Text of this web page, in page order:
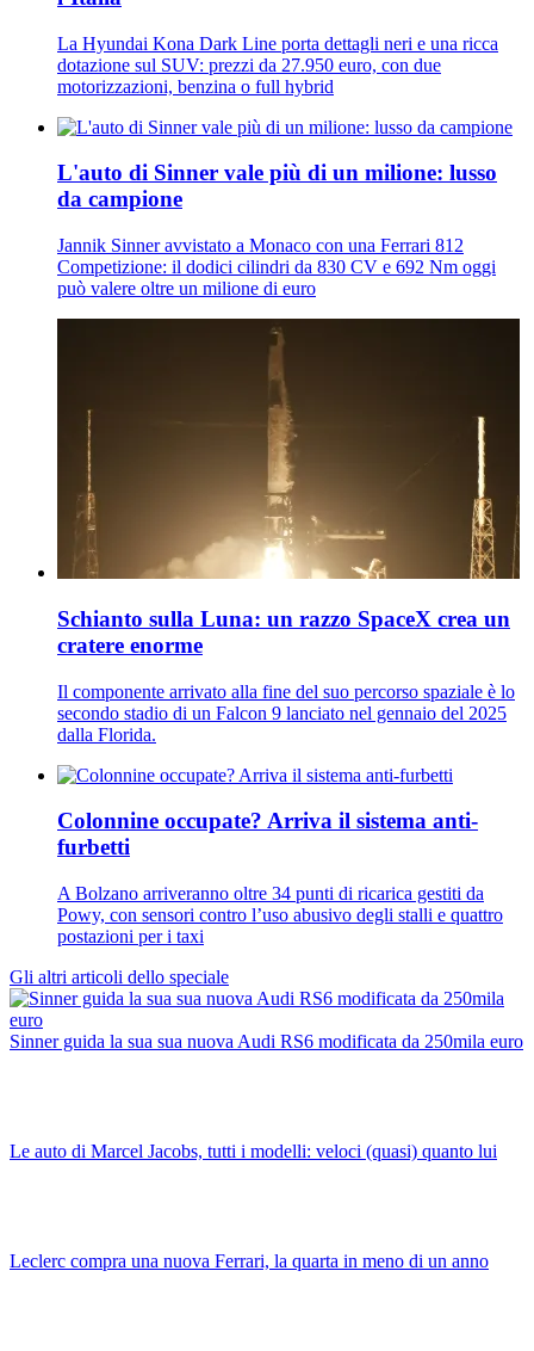
La Hyundai Kona Dark Line porta dettagli neri e una ricca
dotazione sul SUV: prezzi da 27.950 euro, con due
motorizzazioni, benzina o full hybrid
L'auto di Sinner vale più di un milione: lusso
da campione
Jannik Sinner avvistato a Monaco con una Ferrari 812
Competizione: il dodici cilindri da 830 CV e 692 Nm oggi
può valere oltre un milione di euro
Schianto sulla Luna: un razzo SpaceX crea un
cratere enorme
Il componente arrivato alla fine del suo percorso spaziale è lo
secondo stadio di un Falcon 9 lanciato nel gennaio del 2025
dalla Florida.
Colonnine occupate? Arriva il sistema anti-
furbetti
A Bolzano arriveranno oltre 34 punti di ricarica gestiti da
Powy, con sensori contro l’uso abusivo degli stalli e quattro
postazioni per i taxi
Gli altri articoli dello speciale
Sinner guida la sua sua nuova Audi RS6 modificata da 250mila euro
Le auto di Marcel Jacobs, tutti i modelli: veloci (quasi) quanto lui
Leclerc compra una nuova Ferrari, la quarta in meno di un anno